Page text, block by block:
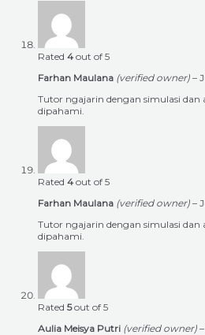
Rated 4 out of 5
Farhan Maulana (verified owner) –
Tutor ngajarin dengan simulasi
dipahami.
Rated 4 out of 5
Farhan Maulana (verified owner) –
Tutor ngajarin dengan simulasi
dipahami.
Rated 5out of 5
Aulia Meisya Putri (verified owner) –